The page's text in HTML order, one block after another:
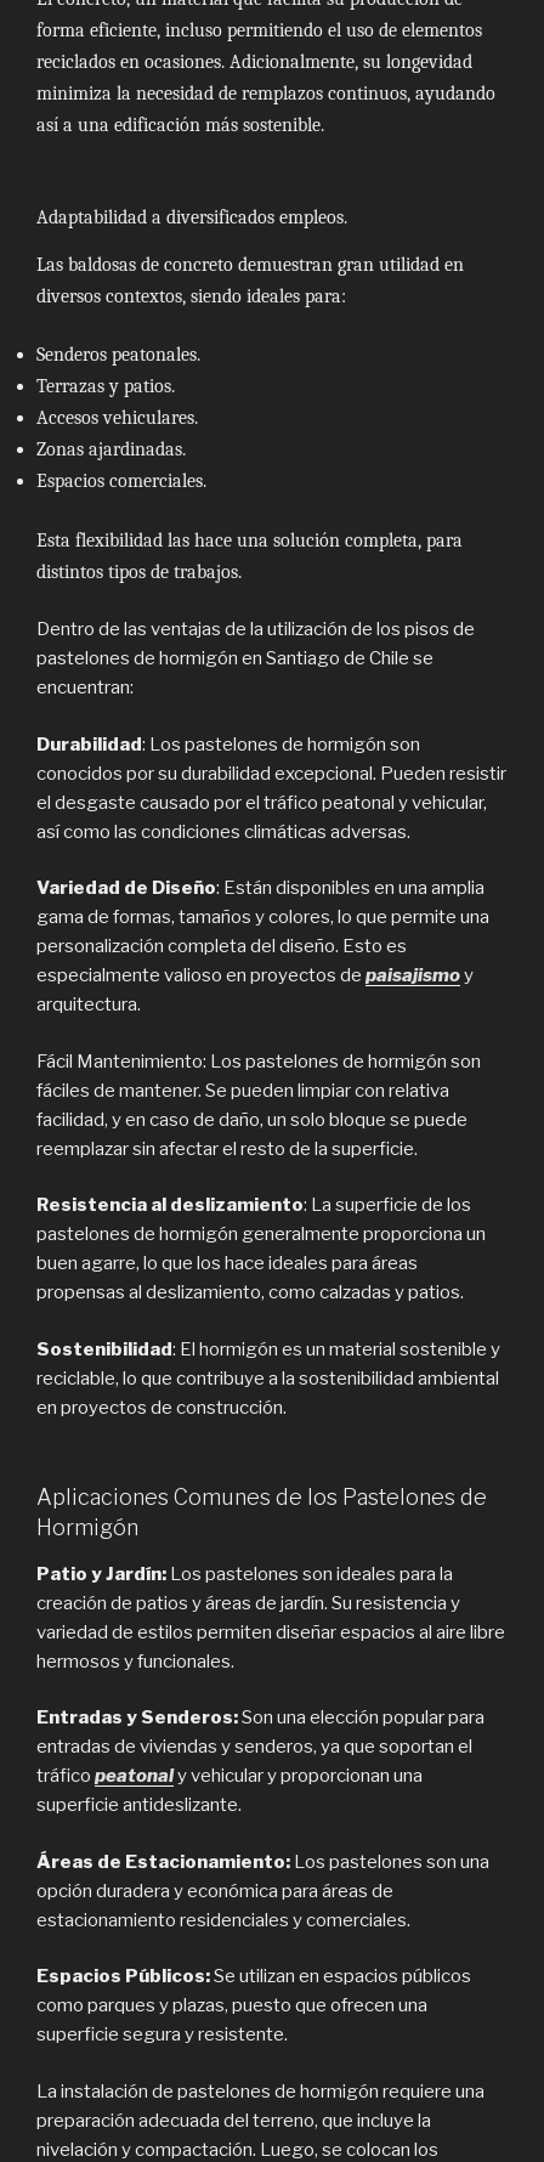
forma eficiente, incluso permitiendo el uso de elementos
reciclados en ocasiones. Adicionalmente, su longevidad
minimiza la necesidad de remplazos continuos, ayudando
así a una edificación más sostenible.
Adaptabilidad a diversificados empleos.
Las baldosas de concreto demuestran gran utilidad en
diversos contextos, siendo ideales para:
Senderos peatonales.
Terrazas y patios.
Accesos vehiculares.
Zonas ajardinadas.
Espacios comerciales.
Esta flexibilidad las hace una solución completa, para
distintos tipos de trabajos.
Dentro de las ventajas de la utilización de los pisos de
pastelones de hormigón en Santiago de Chile se
encuentran:
Durabilidad: Los pastelones de hormigón son
conocidos por su durabilidad excepcional. Pueden resistir
el desgaste causado por el tráfico peatonal y vehicular,
así como las condiciones climáticas adversas.
Variedad de Diseño: Están disponibles en una amplia
gama de formas, tamaños y colores, lo que permite una
personalización completa del diseño. Esto es
especialmente valioso en proyectos de paisajismoy
arquitectura.
Fácil Mantenimiento: Los pastelones de hormigón son
fáciles de mantener. Se pueden limpiar con relativa
facilidad, y en caso de daño, un solo bloque se puede
reemplazar sin afectar el resto de la superficie.
Resistencia al deslizamiento: La superficie de los
pastelones de hormigón generalmente proporciona un
buen agarre, lo que los hace ideales para áreas
propensas al deslizamiento, como calzadas y patios.
Sostenibilidad: El hormigón es un material sostenible y
reciclable, lo que contribuye a la sostenibilidad ambiental
en proyectos de construcción.
Aplicaciones Comunes de los Pastelones de
Hormigón
Patio y Jardín: Los pastelones son ideales para la
creación de patios y áreas de jardín. Su resistencia y
variedad de estilos permiten diseñar espacios al aire libre
hermosos y funcionales.
Entradas y Senderos:Son una elección popular para
entradas de viviendas y senderos, ya que soportan el
tráfico peatonaly vehicular y proporcionan una
superficie antideslizante.
Áreas de Estacionamiento: Los pastelones son una
opción duradera y económica para áreas de
estacionamiento residenciales y comerciales.
Espacios Públicos:Se utilizan en espacios públicos
como parques y plazas, puesto que ofrecen una
superficie segura y resistente.
La instalación de pastelones de hormigón requiere una
preparación adecuada del terreno, que incluye la
nivelación y compactación. Luego, se colocan los